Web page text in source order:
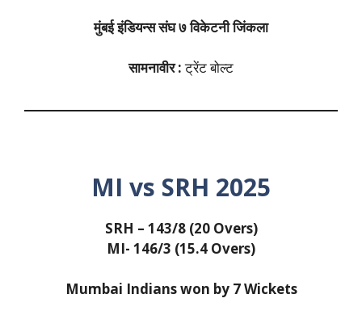
मुंबई इंडियन्ससंघ७ विकेटनी जिंकला
सामनावीर :ट्रेंट बोल्ट
MI vs SRH 2025
SRH – 143/8 (20 Overs)
MI- 146/3 (15.4 Overs)
Mumbai Indians won by 7 Wickets